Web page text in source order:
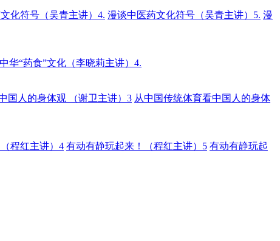
化符号（吴青主讲）4. 漫谈中医药文化符号（吴青主讲）5. 漫
华“药食”文化（李晓莉主讲）4.
国人的身体观 （谢卫主讲）3 从中国传统体育看中国人的身体
程红主讲）4 有动有静玩起来！（程红主讲）5 有动有静玩起